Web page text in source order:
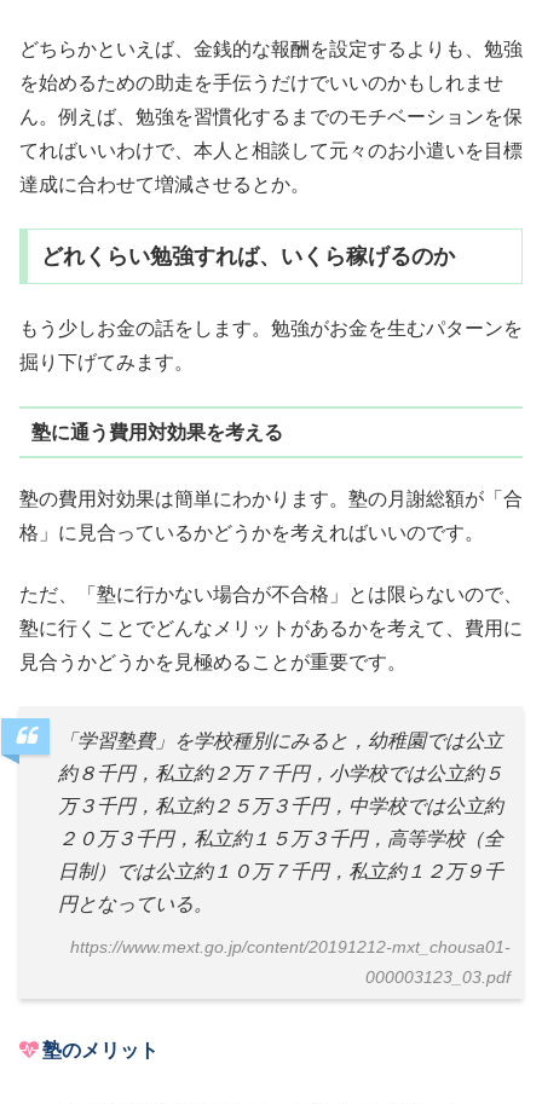
どちらかといえば、金銭的な報酬を設定するよりも、勉強
を始めるための助走を手伝うだけでいいのかもしれませ
ん。例えば、勉強を習慣化するまでのモチベーションを保
てればいいわけで、本人と相談して元々のお小遣いを目標
達成に合わせて増減させるとか。
どれくらい勉強すれば、いくら稼げるのか
もう少しお金の話をします。勉強がお金を生むパターンを
掘り下げてみます。
塾に通う費用対効果を考える
塾の費用対効果は簡単にわかります。塾の月謝総額が「合
格」に見合っているかどうかを考えればいいのです。
ただ、「塾に行かない場合が不合格」とは限らないので、
塾に行くことでどんなメリットがあるかを考えて、費用に
見合うかどうかを見極めることが重要です。
「学習塾費」を学校種別にみると，幼稚園では公立
約８千円，私立約２万７千円，小学校では公立約５
万３千円，私立約２５万３千円，中学校では公立約
２０万３千円，私立約１５万３千円，高等学校（全
日制）では公立約１０万７千円，私立約１２万９千
円となっている。
https://www.mext.go.jp/content/20191212-mxt_chousa01-
000003123_03.pdf
塾のメリット